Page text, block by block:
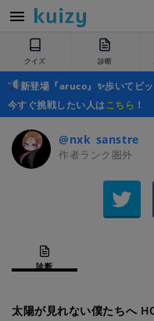
クイズ 診断
新登場『aruco』✨歩いてビ
今すぐ挑戦したい人はこちら ！
@nxk_sanstre
作者ランク圏外
診断
太陽が見れない僕たちへ